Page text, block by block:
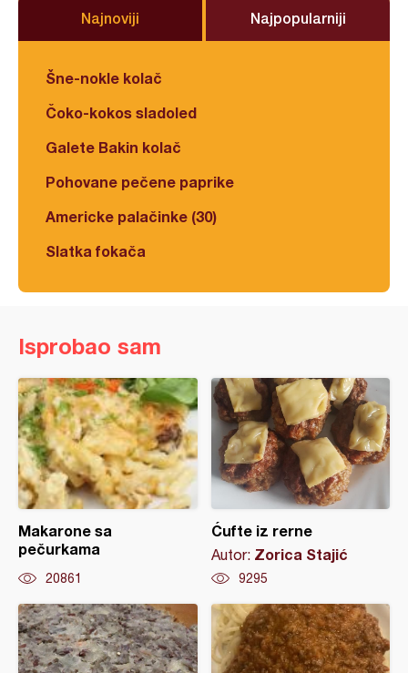
Najnoviji Najpopularniji
Šne-nokle kolač
Čoko-kokos sladoled
Galete Bakin kolač
Pohovane pečene paprike
Americke palačinke (30)
Slatka fokača
Isprobao sam
Makarone sa
pečurkama
20861
Ćufte iz rerne
Autor: Zorica Stajić
9295